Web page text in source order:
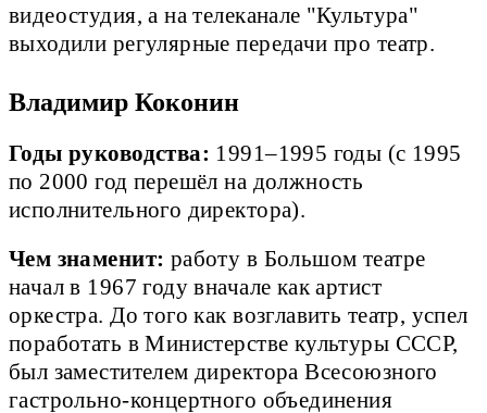
видеостудия, а на телеканале "Культура"
выходили регулярные передачи про театр.
Владимир Коконин
Годы руководства: 1991–1995 годы (с 1995
по 2000 год перешёл на должность
исполнительного директора).
Чем знаменит: работу в Большом театре
начал в 1967 году вначале как артист
оркестра. До того как возглавить театр, успел
поработать в Министерстве культуры СССР,
был заместителем директора Всесоюзного
гастрольно-концертного объединения